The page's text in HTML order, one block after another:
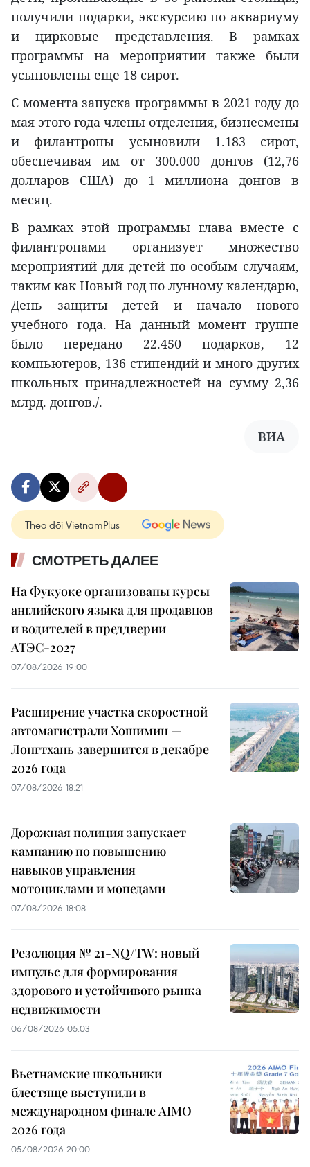
получили подарки, экскурсию по аквариуму
и цирковые представления. В рамках
программы на мероприятии также были
усыновлены еще 18 сирот.
С момента запуска программы в 2021 году до
мая этого года члены отделения, бизнесмены
и филантропы усыновили 1.183 сирот,
обеспечивая им от 300.000 донгов (12,76
долларов США) до 1 миллиона донгов в
месяц.
В рамках этой программы глава вместе с
филантропами организует множество
мероприятий для детей по особым случаям,
таким как Новый год по лунному календарю,
День защиты детей и начало нового
учебного года. На данный момент группе
было передано 22.450 подарков, 12
компьютеров, 136 стипендий и много других
школьных принадлежностей на сумму 2,36
млрд. донгов./.
ВИА
Theo dõi VietnamPlus
СМОТРЕТЬ ДАЛЕЕ
На Фукуоке организованы курсы
английского языка для продавцов
и водителей в преддверии
АТЭС-2027
07/08/2026 19:00
Расширение участка скоростной
автомагистрали Хошимин —
Лонгтхань завершится в декабре
2026 года
07/08/2026 18:21
Дорожная полиция запускает
кампанию по повышению
навыков управления
мотоциклами и мопедами
07/08/2026 18:08
Резолюция № 21-NQ/TW: новый
импульс для формирования
здорового и устойчивого рынка
недвижимости
06/08/2026 05:03
Вьетнамские школьники
блестяще выступили в
международном финале AIMO
2026 года
05/08/2026 20:00